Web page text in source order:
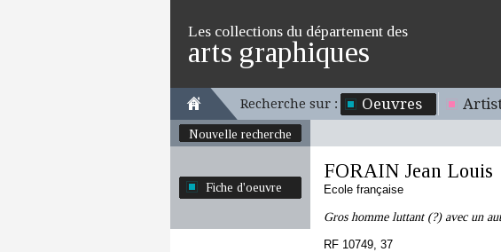
Les collections du département des
arts graphiques
Recherche sur : Oeuvres
Nouvelle recherche
Fiche d'oeuvre
FORAIN Jean Louis
Ecole française
Gros homme luttant (?) avec un
RF 10749, 37